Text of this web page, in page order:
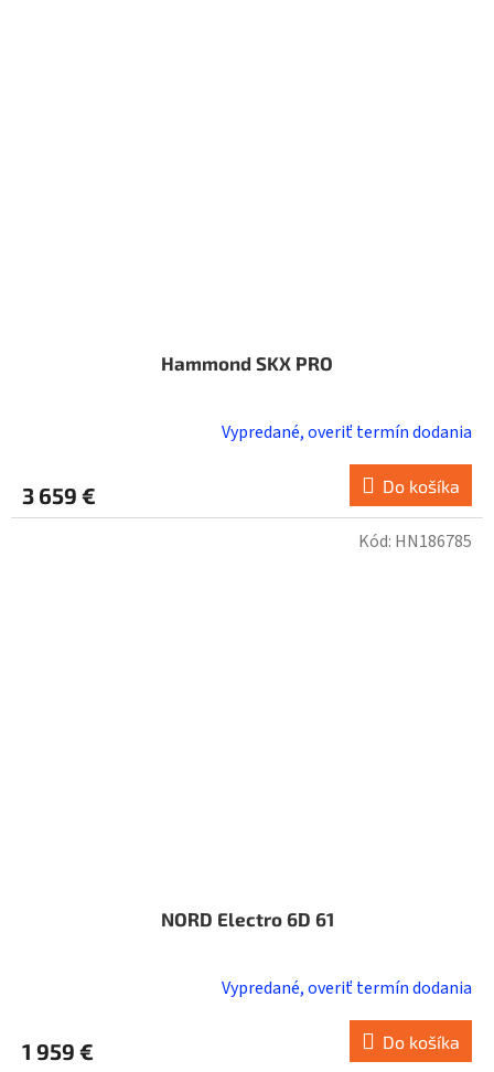
Hammond SKX PRO
Vypredané, overiť termín dodania
3 659 € Do košíka
NORD Electro 6D 61
Vypredané, overiť termín dodania
1 959 € Do košíka
Kód: HN186785